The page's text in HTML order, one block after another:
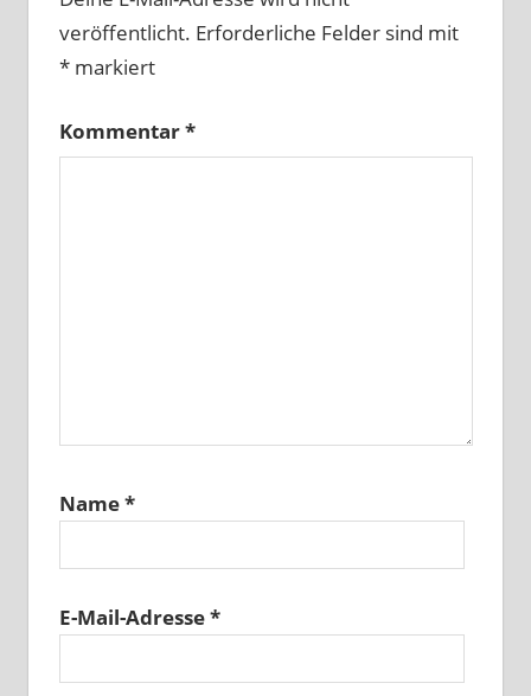
veröffentlicht. Erforderliche Felder sind mit
*markiert
Kommentar*
Name*
E-Mail-Adresse*